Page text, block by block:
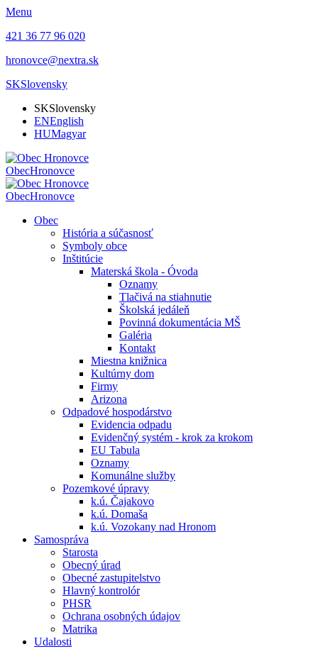
Menu
421 36 77 96 020
hronovce@nextra.sk
SKSlovensky
SKSlovensky
ENEnglish
HUMagyar
ObecHronovce
ObecHronovce
Obec
História a súčasnosť
Symboly obce
Inštitúcie
Materská škola - Óvoda
Oznamy
Tlačivá na stiahnutie
Školská jedáleň
Povinná dokumentácia MŠ
Galéria
Kontakt
Miestna knižnica
Kultúrny dom
Firmy
Arizona
Odpadové hospodárstvo
Evidencia odpadu
Evidenčný systém - krok za krokom
EU Tabula
Oznamy
Komunálne služby
Pozemkové úpravy
k.ú. Čajakovo
k.ú. Domaša
k.ú. Vozokany nad Hronom
Samospráva
Starosta
Obecný úrad
Obecné zastupitelstvo
Hlavný kontrolór
PHSR
Ochrana osobných údajov
Matrika
Udalosti